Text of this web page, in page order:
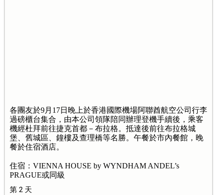
各團友於9月17日晚上於香港國際機場阿聯酋航空公司行李
過磅櫃台集合，由本公司領隊陪同辦理登機手續後，乘客
機經杜拜前往捷克首都－布拉格。抵達後前往布拉格城
堡、舊城區、鐘樓及查理橋等名勝。午餐於市內餐館，晚
餐於住宿酒店。
住宿：VIENNA HOUSE by WYNDHAM ANDEL’s
PRAGUE或同級
第 2 天